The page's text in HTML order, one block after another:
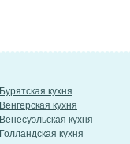
Бурятская кухня
Венгерская кухня
Венесуэльская кухня
Голландская кухня